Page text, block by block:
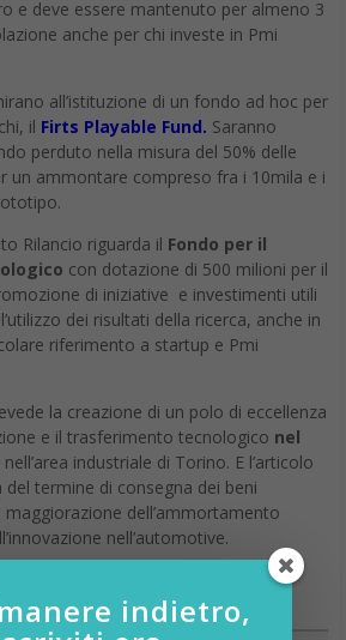
e deve essere mantenuto per almeno 3
anche per chi investe in Pmi
all’istituzione di un fondo ad hoc per
il Firts Playable Fund. Saranno
perduto nella misura del 50% delle
un ammontare compreso fra i 10mila e i
Rilancio riguarda il Fondo per il
con dotazione di 500 milioni per il
di iniziative e investimenti utili
dei risultati della ricerca, anche in
riferimento a startup e Pmi
la creazione di un polo di eccellenza
e il trasferimento tecnologico nel
nell’area industriale di Torino. E l’articolo
termine di consegna dei beni
dell’ammortamento
nell’automotive.
indietro,